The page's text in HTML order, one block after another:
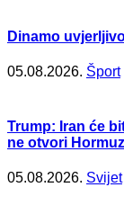
Dinamo
05.08.2026. Šport
Trump: Iran će
ne otvori Hormuz
05.08.2026. Svijet